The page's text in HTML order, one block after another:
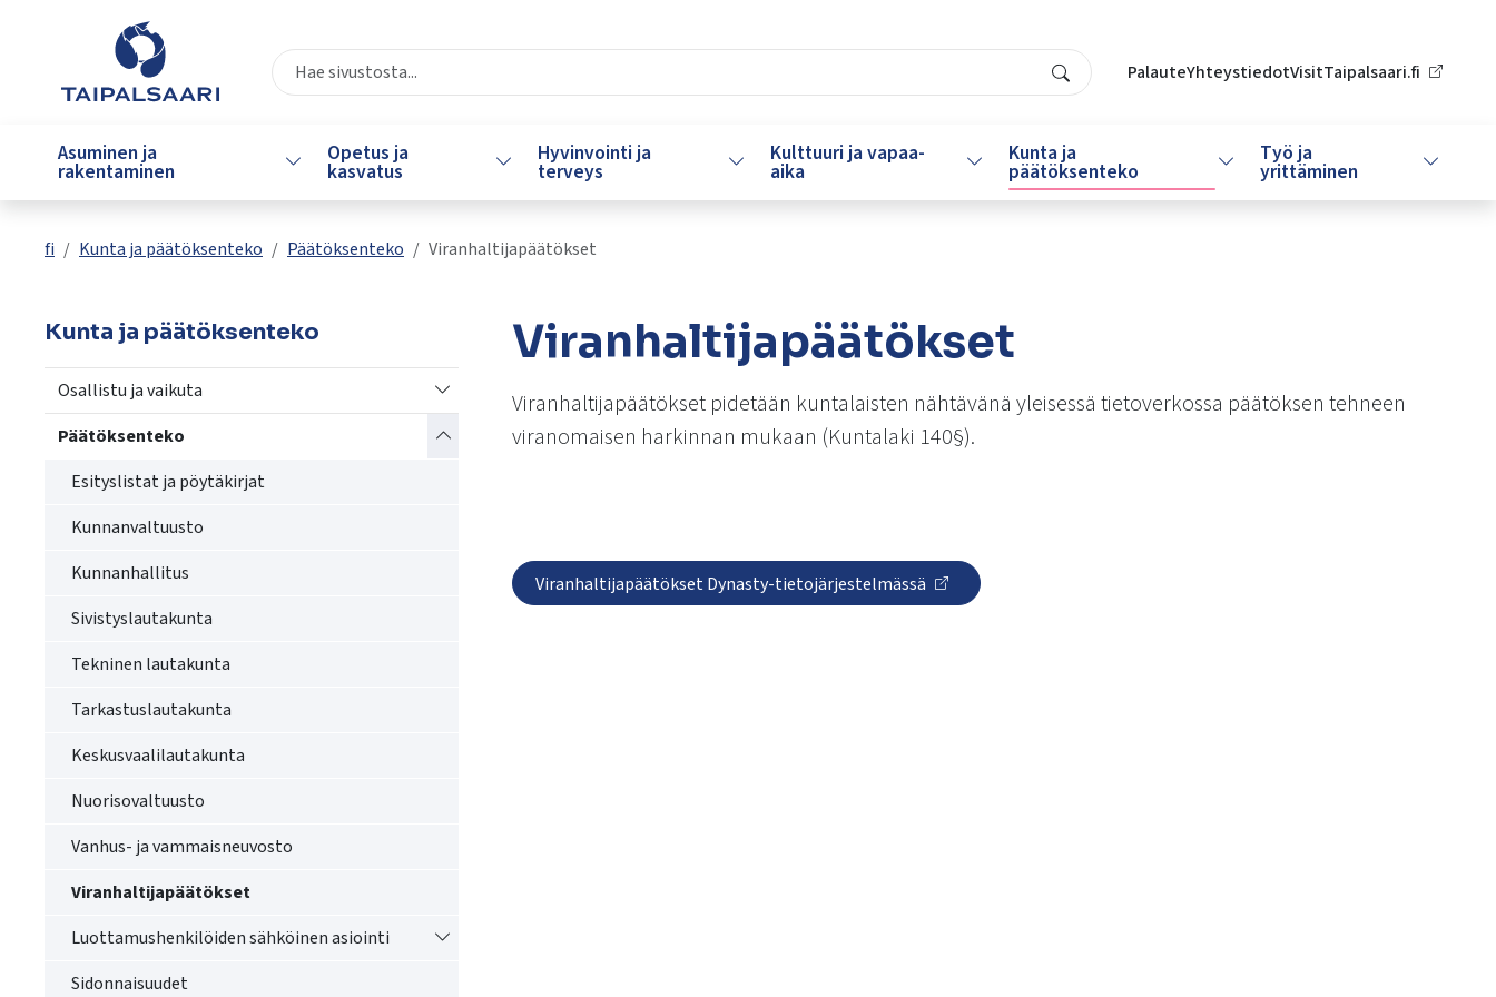
Siirry pääsisältöön
PalauteYhteystiedotVisitTaipalsaari.fi
Search
oleva
ja
valittuun
painamalla
Asuminen ja
rakentaminen Vaihda alasvetovalikkoa
Opetus ja
kasvatus Vaihda alasvetovalikkoa
Hyvinvointi ja
terveys Vaihda alasvetovalikkoa
Kulttuuri ja vapaa-
aika Vaihda alasvetovalikkoa
Kunta ja
päätöksenteko Vaihda alasvetovalikkoa
Työ ja
yrittäminen Vaihda
fi Kunta ja päätöksenteko Päätöksenteko Viranhaltijapäätökset
Kunta ja päätöksenteko
Osallistu ja vaikuta
Vaihda alasvetovalikkoa
Päätöksenteko
Vaihda alasvetovalikkoa
Esityslistat ja pöytäkirjat
Kunnanvaltuusto
Kunnanhallitus
Sivistyslautakunta
Tekninen lautakunta
Tarkastuslautakunta
Keskusvaalilautakunta
Nuorisovaltuusto
Vanhus- ja vammaisneuvosto
Viranhaltijapäätökset
Luottamushenkilöiden sähköinen asiointi
Vaihda alasvetovalikkoa
Sidonnaisuudet
Viranhaltijapäätökset
Viranhaltijapäätökset pidetään kuntalaisten nähtävänä yleisessä tietoverkossa päätöksen tehneen
viranomaisen harkinnan mukaan (Kuntalaki 140§).
Viranhaltijapäätökset Dynasty-tietojärjestelmässä